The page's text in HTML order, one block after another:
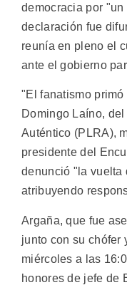
democracia por
declaración fue
reunía en pleno el
ante el gobierno
"El fanatismo
Domingo Laíno,
Auténtico (PLRA),
presidente del
denunció "la vuelta
atribuyendo
Argaña, que fue
junto con su chófer
miércoles a las
honores de jefe de